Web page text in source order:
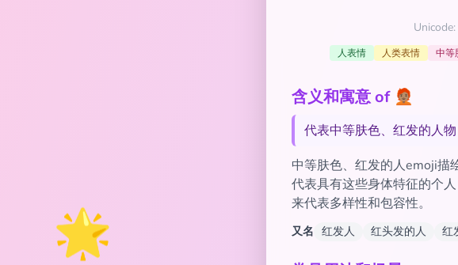
🌟
人表情 人类表情 中等
含义和寓意 of 🧑🏽‍🦰
代表中等肤色、红发的人物
中等肤色、红发的人emoji描
代表具有这些身体特征的个
来代表多样性和包容性。
又名 红发人 红头发的人 红